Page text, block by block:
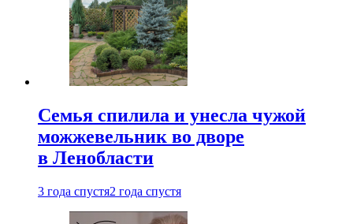
Семья спилила и унесла чужой
можжевельник во дворе
в Ленобласти
3 года спустя2 года спустя